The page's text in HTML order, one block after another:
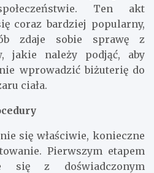
Ten akt
coraz bardziej popularny,
zdaje sobie sprawę z
jakie należy podjąć, aby
wprowadzić biżuterię do
ciała.
się właściwie, konieczne
Pierwszym etapem
się z doświadczonym